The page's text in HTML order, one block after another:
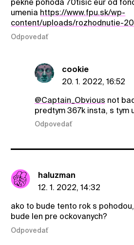
pekne pohoda 70tisic eur od
umenia https://www.fpu.sk/wp-
content/uploads/rozhodnutie-
Odpovedať
cookie
20. 1. 2022, 16:52
@Captain_Obvious not
predtym 367k insta, s tym
Odpovedať
haluzman
12. 1. 2022, 14:32
ako to bude tento rok s
bude len pre ockovanych?
Odpovedať